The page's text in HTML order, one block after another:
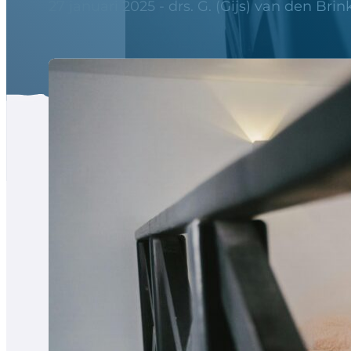
27 januari 2025 - drs. G. (Gijs) van den